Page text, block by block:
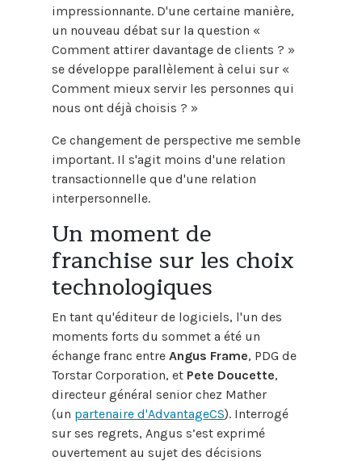
impressionnante. D'une certaine manière,
un nouveau débat sur la question «
Comment attirer davantage de clients ? »
se développe parallèlement à celui sur «
Comment mieux servir les personnes qui
nous ont déjà choisis ? »
Ce changement de perspective me semble
important. Il s'agit moins d'une relation
transactionnelle que d'une relation
interpersonnelle.
Un moment de
franchise sur les choix
technologiques
En tant qu'éditeur de logiciels, l'un des
moments forts du sommet a été un
échange franc entre Angus Frame, PDG de
Torstar Corporation, et Pete Doucette,
directeur général senior chez Mather
(un partenaire d'AdvantageCS). Interrogé
sur ses regrets, Angus s’est exprimé
ouvertement au sujet des décisions